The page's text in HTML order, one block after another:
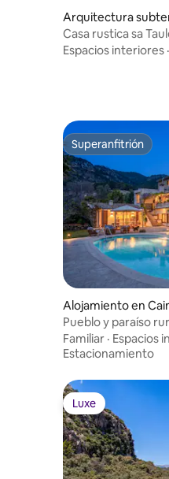
Arquitectura
Sóller
Casa rustica sa
Espacios interiores ·
Superanfitrión
Superanfitrión
Alojamiento en
Pueblo y paraíso
patrimonio de la
Familiar · Espacios
Estacionamiento
Luxe
Luxe